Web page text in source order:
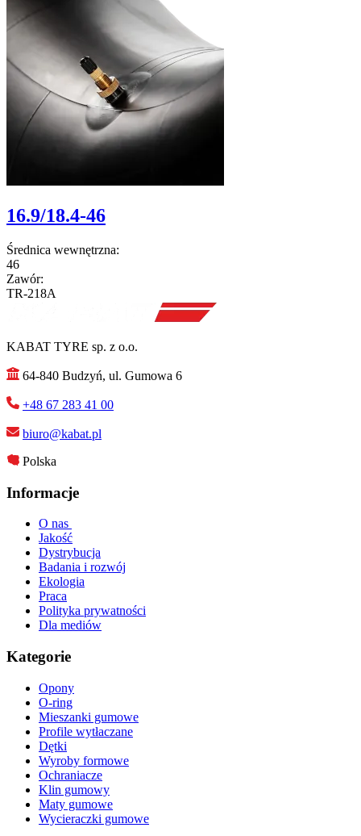
16.9/18.4-46
Średnica wewnętrzna:
46
Zawór:
TR-218A
KABAT TYRE sp. z o.o.
64-840 Budzyń, ul. Gumowa 6
+48 67 283 41 00
biuro@kabat.pl
Polska
Informacje
O nas
Jakość
Dystrybucja
Badania i rozwój
Ekologia
Praca
Polityka prywatności
Dla mediów
Kategorie
Opony
O-ring
Mieszanki gumowe
Profile wytłaczane
Dętki
Wyroby formowe
Ochraniacze
Klin gumowy
Maty gumowe
Wycieraczki gumowe